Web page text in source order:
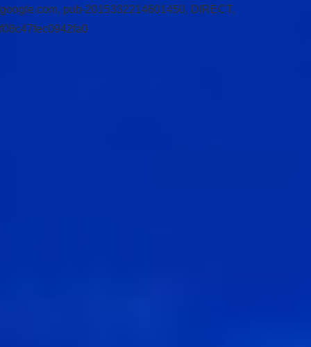
google.com, pub-2015332214601450, DIRECT,
f08c47fec0942fa0